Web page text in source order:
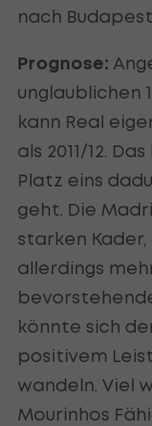
nach
Prognose:
unglaublichen
kann Real
als 2011/12.
Platz eins
geht. Die
starken
allerdings
könnte sich
positivem
wandeln. Viel
Mourinhos